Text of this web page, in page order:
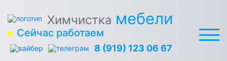
Химчистка мебели
Сейчас работаем
8 (919) 123 06 67